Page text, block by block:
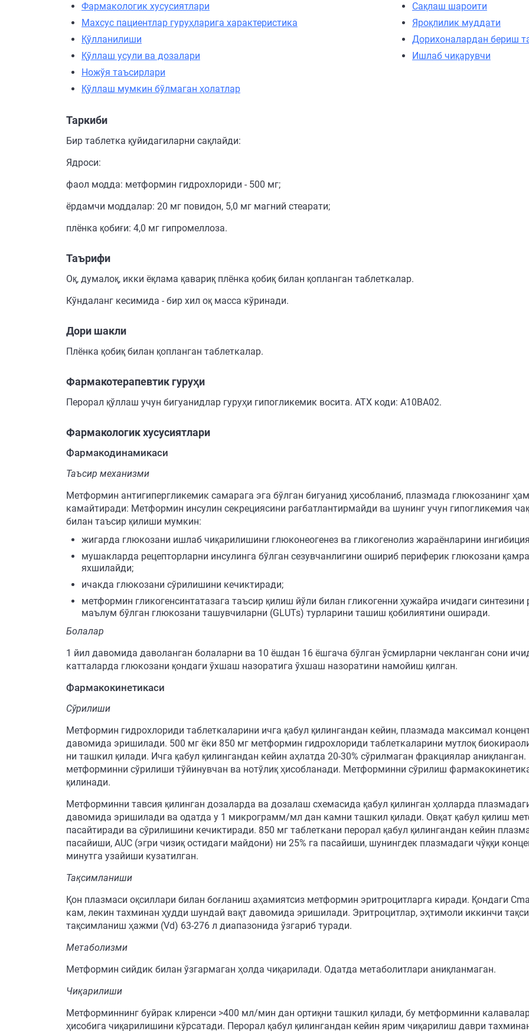
Фармакологик хусусиятлари
Махсус пациентлар гуруҳларига характеристика
Қўлланилиши
Қўллаш усули ва дозалари
Ножўя таъсирлари
Қўллаш мумкин бўлмаган ҳолатлар
Сақлаш шароити
Яроқлилик муддати
Дорихоналардан бериш
Ишлаб чиқарувчи
Таркиби
Бир таблетка қуйидагиларни сақлайди:
Ядроси:
фаол модда: метформин гидрохлориди - 500 мг;
ёрдамчи моддалар: 20 мг повидон, 5,0 мг магний стеарати;
плёнка қобиғи: 4,0 мг гипромеллоза.
Таърифи
Оқ, думалоқ, икки ёқлама қавариқ плёнка қобиқ билан қопланган таблеткалар.
Кўндаланг кесимида - бир хил оқ масса кўринади.
Дори шакли
Плёнка қобиқ билан қопланган таблеткалар.
Фармакотерапевтик гуруҳи
Перорал қўллаш учун бигуанидлар гуруҳи гипогликемик восита. АТХ коди: А10ВА02.
Фармакологик хусусиятлари
Фармакодинамикаси
Таъсир механизми
Метформин антигипергликемик самарага эга бўлган бигуанид ҳисобланиб, плазмада глюкозанинг
камайтиради: Метформин инсулин секрециясини рағбатлантирмайди ва шунинг учун гипогликемия
билан таъсир қилиши мумкин:
жигарда глюкозани ишлаб чиқарилишини глюконеогенез ва гликогенолиз жараёнларини
мушакларда рецепторларни инсулинга бўлган сезувчанлигини ошириб периферик глюкозани
яхшилайди;
ичакда глюкозани сўрилишини кечиктиради;
метформин гликогенсинтатазага таъсир қилиш йўли билан гликогенни ҳужайра ичидаги
маълум бўлган глюкозани ташувчиларни (GLUTs) турларини ташиш қобилиятини оширади.
Болалар
1 йил давомида даволанган болаларни ва 10 ёшдан 16 ёшгача бўлган ўсмирларни чекланган сони
катталарда глюкозани қондаги ўхшаш назоратига ўхшаш назоратини намойиш қилган.
Фармакокинетикаси
Сўрилиши
Метформин гидрохлориди таблеткаларини ичга қабул қилингандан кейин, плазмада максимал
давомида эришилади. 500 мг ёки 850 мг метформин гидрохлориди таблеткаларини мутлоқ
ни ташкил қилади. Ичга қабул қилингандан кейин аҳлатда 20-30% сўрилмаган фракциялар
метформинни сўрилиши тўйинувчан ва нотўлиқ ҳисобланади. Метформинни сўрилиш
қилинади.
Метформинни тавсия қилинган дозаларда ва дозалаш схемасида қабул қилинган ҳолларда
давомида эришилади ва одатда у 1 микрограмм/мл дан камни ташкил қилади. Овқат қабул қилиш
пасайтиради ва сўрилишини кечиктиради. 850 мг таблеткани перорал қабул қилингандан кейин
пасайиши, AUС (эгри чизиқ остидаги майдони) ни 25% га пасайиши, шунингдек плазмадаги чўққи
минутга узайиши кузатилган.
Тақсимланиши
Қон плазмаси оқсиллари билан боғланиш аҳамиятсиз метформин эритроцитларга киради. Қондаги
кам, лекин тахминан ҳудди шундай вақт давомида эришилади. Эритроцитлар, эҳтимоли иккинчи
тақсимланиш ҳажми (Vd) 63-276 л диапазонида ўзгариб туради.
Метаболизми
Метформин сийдик билан ўзгармаган ҳолда чиқарилади. Одатда метаболитлари аниқланмаган.
Чиқарилиши
Метформиннинг буйрак клиренси >400 мл/мин дан ортиқни ташкил қилади, бу метформинни
ҳисобига чиқарилишини кўрсатади. Перорал қабул қилингандан кейин ярим чиқарилиш даври